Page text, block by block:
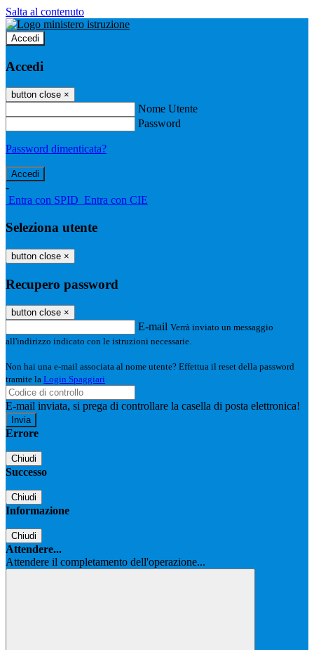
Salta al contenuto
Accedi
Accedi
button close ×
Nome Utente
Password
Password dimenticata?
-
Entra con SPID Entra con CIE
Seleziona utente
button close ×
Recupero password
button close ×
E-mail Verrà inviato un messaggio
all'indirizzo indicato con le istruzioni necessarie.
Non hai una e-mail associata al nome utente? Effettua il reset della password
tramite la Login Spaggiari
E-mail inviata, si prega di controllare la casella di posta elettronica!
Errore
Chiudi
Successo
Chiudi
Informazione
Chiudi
Attendere...
Attendere il completamento dell'operazione...